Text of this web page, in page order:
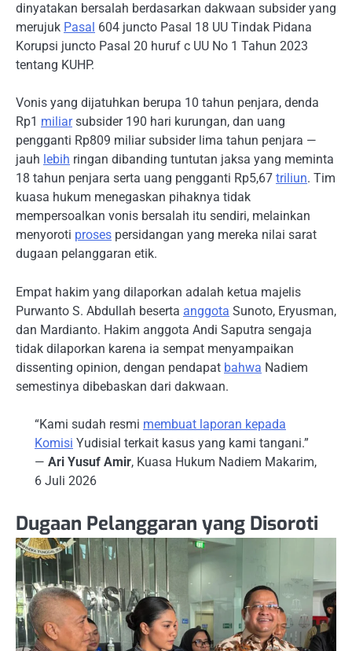
dinyatakan bersalah berdasarkan dakwaan subsider yang
merujuk Pasal 604 juncto Pasal 18 UU Tindak Pidana
Korupsi juncto Pasal 20 huruf c UU No 1 Tahun 2023
tentang KUHP.
Vonis yang dijatuhkan berupa 10 tahun penjara, denda
Rp1 miliarsubsider 190 hari kurungan, dan uang
pengganti Rp809 miliar subsider lima tahun penjara —
jauh lebih ringan dibanding tuntutan jaksa yang meminta
18 tahun penjara serta uang pengganti Rp5,67 triliun. Tim
kuasa hukum menegaskan pihaknya tidak
mempersoalkan vonis bersalah itu sendiri, melainkan
menyoroti proses persidangan yang mereka nilai sarat
dugaan pelanggaran etik.
Empat hakim yang dilaporkan adalah ketua majelis
Purwanto S. Abdullah beserta anggota Sunoto, Eryusman,
dan Mardianto. Hakim anggota Andi Saputra sengaja
tidak dilaporkan karena ia sempat menyampaikan
dissenting opinion, dengan pendapat bahwa Nadiem
semestinya dibebaskan dari dakwaan.
“Kami sudah resmi membuat laporan kepada
Komisi Yudisial terkait kasus yang kami tangani.”
— Ari Yusuf Amir, Kuasa Hukum Nadiem Makarim,
6 Juli 2026
Dugaan Pelanggaran yang Disoroti